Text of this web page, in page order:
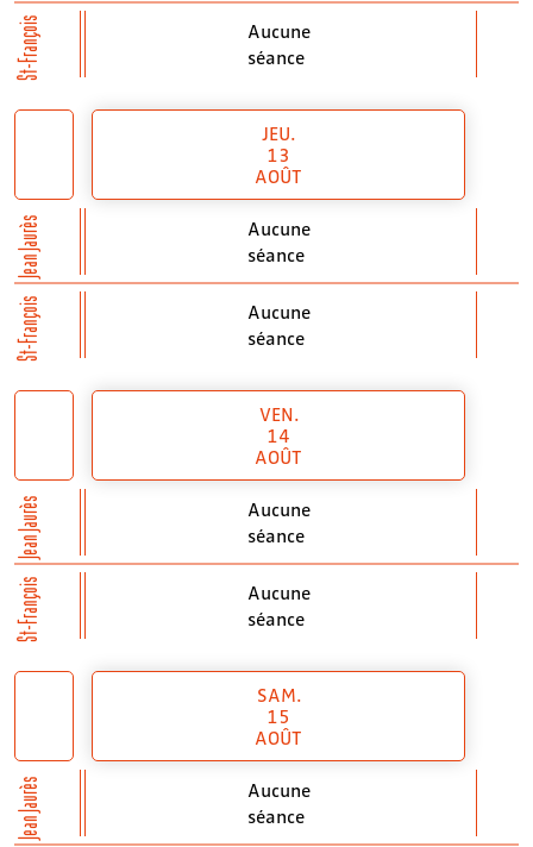
St-François
Aucune
séance
Jean Jaurès
St-François
JEU.
13
AOÛT
Aucune
séance
Aucune
séance
Jean Jaurès
St-François
VEN.
14
AOÛT
Aucune
séance
Aucune
séance
Jean Jaurès
SAM.
15
AOÛT
Aucune
séance